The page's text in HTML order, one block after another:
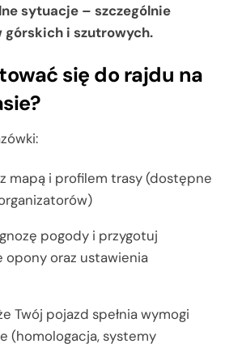
sytuacje – szczególnie
górskich i szutrowych.
się do rajdu na
mapą i profilem trasy (dostępne
pogody i przygotuj
oraz ustawienia
Twój pojazd spełnia wymogi
(homologacja, systemy